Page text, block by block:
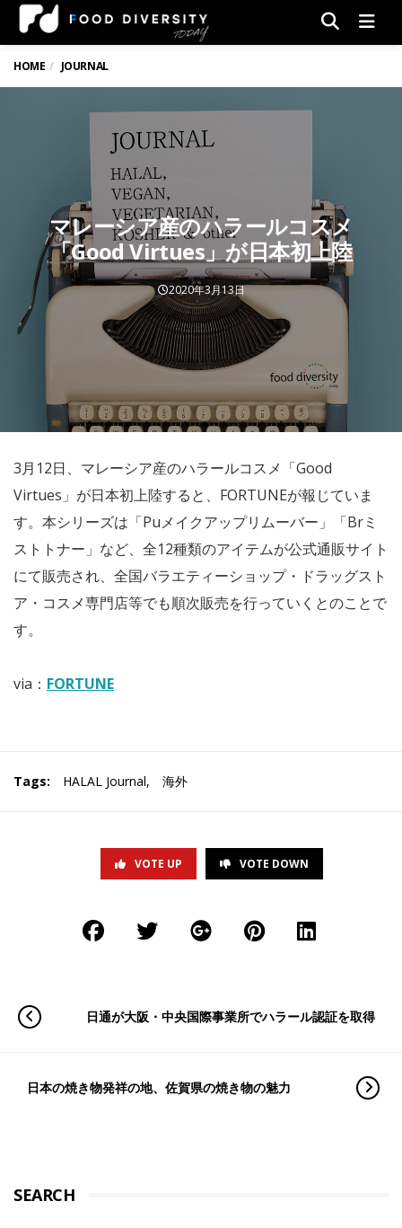
HOME JOURNAL
マレーシア産のハラールコスメ
「Good Virtues」が日本初上陸
2020年3月13日
3月12日、マレーシア産のハラールコスメ「Good
Virtues」が日本初上陸すると、FORTUNEが報じていま
す。本シリーズは「Puメイクアップリムーバー」「Brミ
ストトナー」など、全12種類のアイテムが公式通販サイト
にて販売され、全国バラエティーショップ・ドラッグスト
ア・コスメ専門店等でも順次販売を行っていくとのことで
す。
via： FORTUNE
Tags: HALAL Journal, 海外
VOTE UP VOTE DOWN
日通が大阪・中央国際事業所でハラール認証を取得
日本の焼き物発祥の地、佐賀県の焼き物の魅力
SEARCH